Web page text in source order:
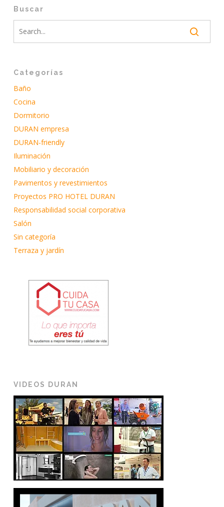
Buscar
Categorías
Baño
Cocina
Dormitorio
DURAN empresa
DURAN-friendly
Iluminación
Mobiliario y decoración
Pavimentos y revestimientos
Proyectos PRO HOTEL DURAN
Responsabilidad social corporativa
Salón
Sin categoría
Terraza y jardín
VIDEOS DURAN